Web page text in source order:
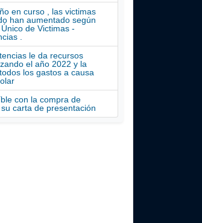
en curso , las victimas
han aumentado según
de Victimas -
.
le da recursos
el año 2022 y la
los gastos a causa
con la compra de
carta de presentación